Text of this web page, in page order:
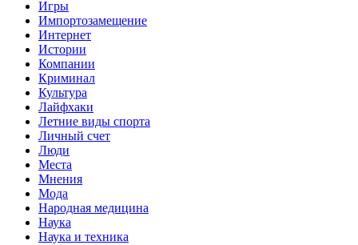
Игры
Импортозамещение
Интернет
Истории
Компании
Криминал
Культура
Лайфхаки
Летние виды спорта
Личный счет
Люди
Места
Мнения
Мода
Народная медицина
Наука
Наука и техника